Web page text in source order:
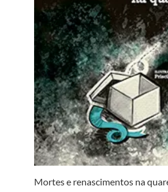
Mortes e renascimentos na